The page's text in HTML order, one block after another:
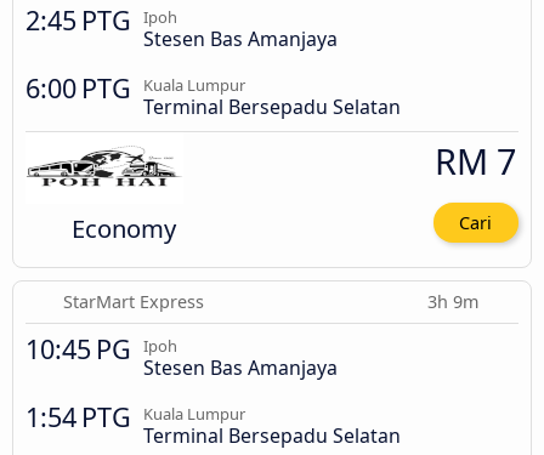
2:45 PTG Ipoh
Stesen Bas Amanjaya
6:00 PTG Kuala Lumpur
Terminal Bersepadu Selatan
Economy
RM 7
Cari
StarMart Express 3h 9m
10:45 PG Ipoh
Stesen Bas Amanjaya
1:54 PTG Kuala Lumpur
Terminal Bersepadu Selatan